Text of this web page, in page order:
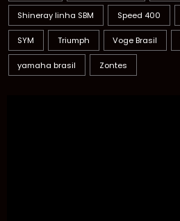
Shineray linha SBM Speed 400
SYM Triumph Voge Brasil
yamaha brasil Zontes